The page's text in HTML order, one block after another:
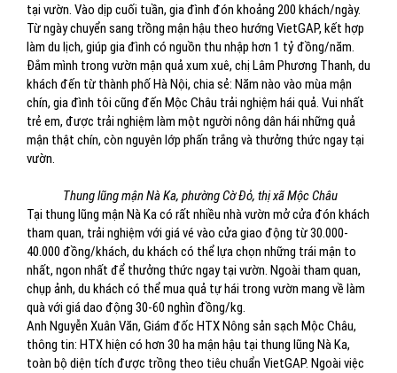
tại vườn. Vào dịp cuối tuần, gia đình đón khoảng 200 khách/ngày.
Từ ngày chuyển sang trồng mận hậu theo hướng VietGAP, kết hợp
làm du lịch, giúp gia đình có nguồn thu nhập hơn 1 tỷ đồng/năm.
Đắm mình trong vườn mận quả xum xuê, chị Lâm Phương Thanh, du
khách đến từ thành phố Hà Nội, chia sẻ: Năm nào vào mùa mận
chín, gia đình tôi cũng đến Mộc Châu trải nghiệm hái quả. Vui nhất
trẻ em, được trải nghiệm làm một người nông dân hái những quả
mận thật chín, còn nguyên lớp phấn trắng và thưởng thức ngay tại
vườn.
Thung lũng mận Nà Ka, phường Cờ Đỏ, thị xã Mộc Châu
Tại thung lũng mận Nà Ka có rất nhiều nhà vườn mở cửa đón khách
tham quan, trải nghiệm với giá vé vào cửa giao động từ 30.000-
40.000 đồng/khách, du khách có thể lựa chọn những trái mận to
nhất, ngon nhất để thưởng thức ngay tại vườn. Ngoài tham quan,
chụp ảnh, du khách có thể mua quả tự hái trong vườn mang về làm
quà với giá dao động 30-60 nghìn đồng/kg.
Anh Nguyễn Xuân Văn, Giám đốc HTX Nông sản sạch Mộc Châu,
thông tin: HTX hiện có hơn 30 ha mận hậu tại thung lũng Nà Ka,
toàn bộ diện tích được trồng theo tiêu chuẩn VietGAP. Ngoài việc